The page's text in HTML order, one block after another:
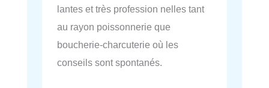
lantes et très profession nelles tant
au rayon poissonnerie que
boucherie-charcuterie où les
conseils sont spontanés.